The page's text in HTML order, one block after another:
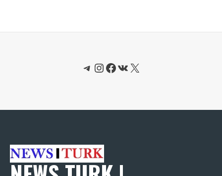
Telegram
Instagram
Facebook
ВКонтакте
X